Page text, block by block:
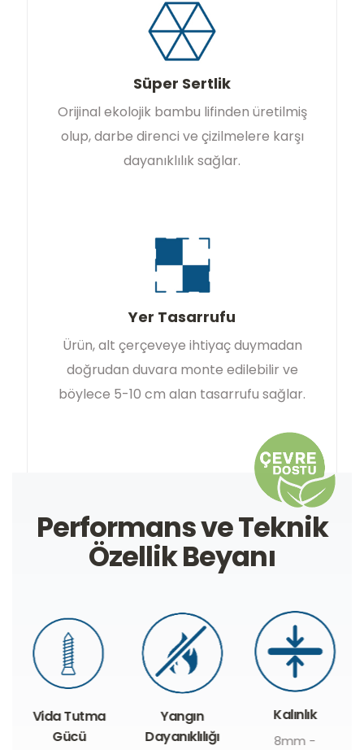
Süper Sertlik
Orijinal ekolojik bambu lifinden üretilmiş
olup, darbe direnci ve çizilmelere karşı
dayanıklılık sağlar.
Yer Tasarrufu
Ürün, alt çerçeveye ihtiyaç duymadan
doğrudan duvara monte edilebilir ve
böylece 5-10 cm alan tasarrufu sağlar.
Performans ve Teknik
Özellik Beyanı
Vida Tutma
Gücü
Yangın
Dayanıklılığı
Kalınlık
8mm -